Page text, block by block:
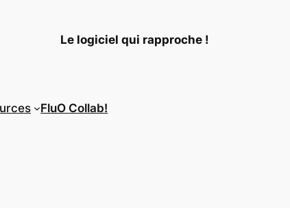
Le logiciel qui rapproche !
FluO Collab!